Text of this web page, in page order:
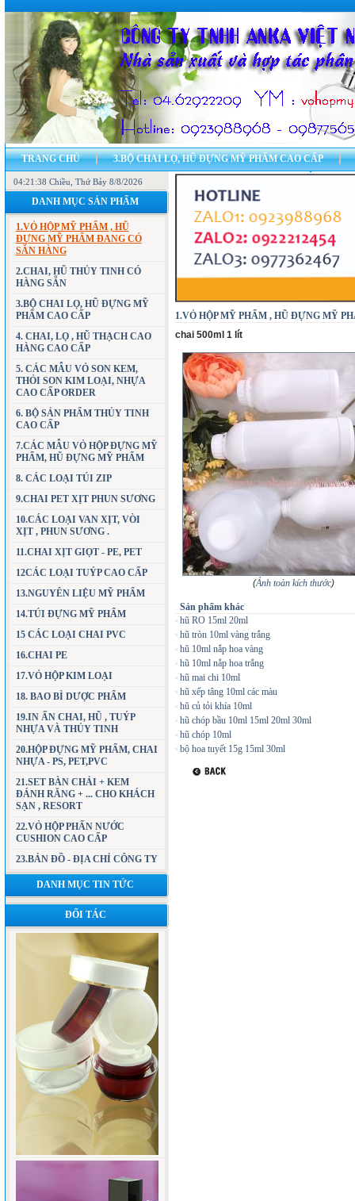
TRANG CHỦ 3.BỘ CHAI LỌ, HŨ ĐỰNG MỸ PHẨM CAO CẤP
7.CÁC MẪU VỎ HỘP ĐỰNG MỸ PHẨM, HŨ ĐỰNG MỸ PHẨM
23.BẢN ĐỒ - ĐỊA CHỈ CÔNG TY
04:21:38 Chiều , Thứ Bảy 8/8/2026
DANH MỤC SẢN PHẨM
1.VỎ HỘP MỸ PHẨM , HŨ
ĐỰNG MỸ PHẨM ĐANG CÓ
SẴN HÀNG
2.CHAI, HŨ THỦY TINH CÓ
HÀNG SẴN
3.BỘ CHAI LỌ, HŨ ĐỰNG MỸ
PHẨM CAO CẤP
4. CHAI, LỌ , HŨ THẠCH CAO
HÀNG CAO CẤP
5. CÁC MẪU VỎ SON KEM,
THỎI SON KIM LOẠI, NHỰA
CAO CẤP ORDER
6. BỘ SẢN PHẨM THỦY TINH
CAO CẤP
7.CÁC MẪU VỎ HỘP ĐỰNG MỸ
PHẨM, HŨ ĐỰNG MỸ PHẨM
8. CÁC LOẠI TÚI ZIP
9.CHAI PET XỊT PHUN SƯƠNG
10.CÁC LOẠI VAN XỊT, VÒI
XỊT , PHUN SƯƠNG .
11.CHAI XỊT GIỌT - PE, PET
12CÁC LOẠI TUÝP CAO CẤP
13.NGUYÊN LIỆU MỸ PHẨM
14.TÚI ĐỰNG MỸ PHẨM
15 CÁC LOẠI CHAI PVC
16.CHAI PE
17.VỎ HỘP KIM LOẠI
18. BAO BÌ DƯỢC PHẨM
19.IN ẤN CHAI, HŨ , TUÝP
NHỰA VÀ THỦY TINH
20.HỘP ĐỰNG MỸ PHẨM, CHAI
NHỰA - PS, PET,PVC
21.SET BÀN CHẢI + KEM
ĐÁNH RĂNG + ... CHO KHÁCH
SẠN , RESORT
22.VỎ HỘP PHẤN NƯỚC
CUSHION CAO CẤP
23.BẢN ĐỒ - ĐỊA CHỈ CÔNG TY
DANH MỤC TIN TỨC
ĐỐI TÁC
1.VỎ HỘP MỸ PHẨM , HŨ ĐỰNG MỸ
chai 500ml 1 lít
(Ảnh toàn kích thước)
Sản phẩm khác
hũ RO 15ml 20ml
hũ tròn 10ml vàng trắng
hũ 10ml nắp hoa vàng
hũ 10ml nắp hoa trắng
hũ mai chi 10ml
hũ xếp tâng 10ml các màu
hũ củ tỏi khía 10ml
hũ chóp bầu 10ml 15ml 20ml 30ml
hũ chóp 10ml
bộ hoa tuyết 15g 15ml 30ml